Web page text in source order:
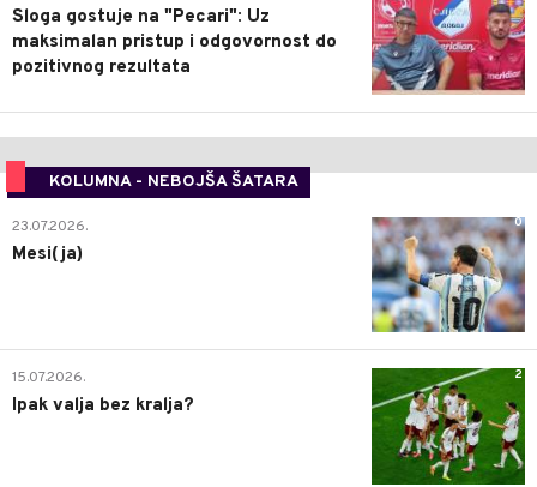
Sloga gostuje na "Pecari": Uz
maksimalan pristup i odgovornost do
pozitivnog rezultata
KOLUMNA - NEBOJŠA ŠATARA
0
23.07.2026.
Mesi(ja)
2
15.07.2026.
Ipak valja bez kralja?